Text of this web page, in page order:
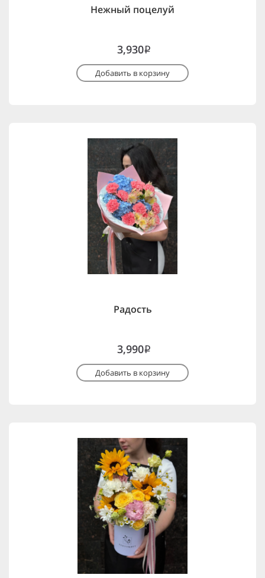
Нежный поцелуй
3,930i
Добавить в корзину
Радость
3,990i
Добавить в корзину